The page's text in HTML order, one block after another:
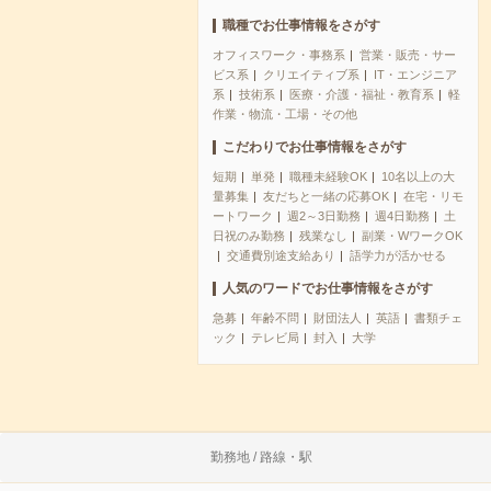
職種でお仕事情報をさがす
オフィスワーク・事務系
営業・販売・サー
ビス系
クリエイティブ系
IT・エンジニア
系
技術系 医療・介護・福祉・教育系
軽
作業・物流・工場・その他
こだわりでお仕事情報をさがす
短期 単発 職種未経験OK
10名以上の大
量募集
友だちと一緒の応募OK
在宅・リモ
ートワーク
週2～3日勤務 週4日勤務
土
日祝のみ勤務
残業なし
副業・WワークOK
交通費別途支給あり
語学力が活かせる
人気のワードでお仕事情報をさがす
急募 年齢不問 財団法人 英語
書類チェ
ック
テレビ局 封入 大学
勤務地 / 路線・駅